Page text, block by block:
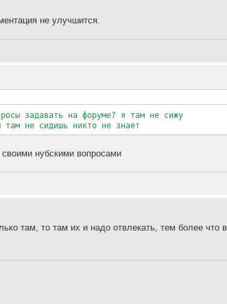
не улучшится.
задавать на форуме? я там не сижу
не сидишь никто не знает
нубскими вопросами
там, то там их и надо отвлекать, тем более